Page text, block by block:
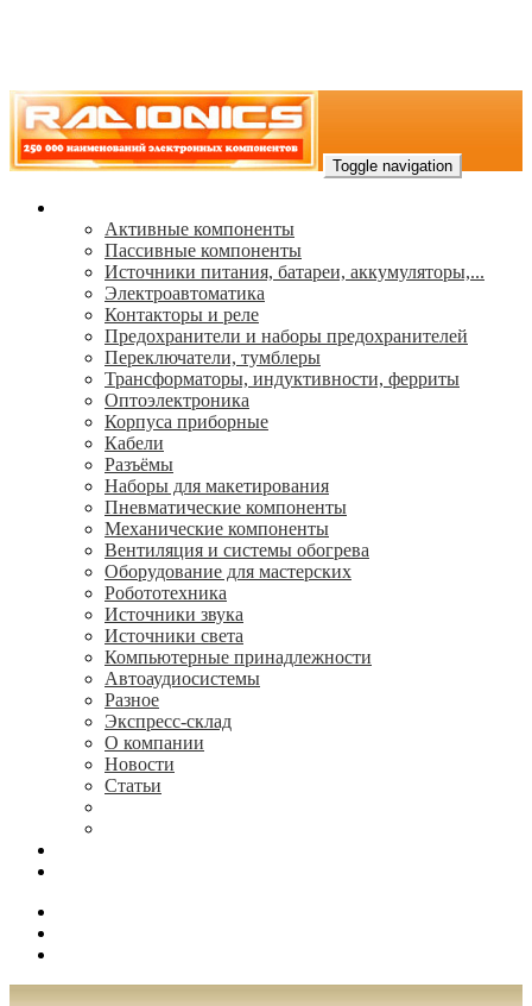
Toggle navigation
Активные компоненты
Пассивные компоненты
Источники питания, батареи, аккумуляторы,...
Электроавтоматика
Контакторы и реле
Предохранители и наборы предохранителей
Переключатели, тумблеры
Трансформаторы, индуктивности, ферриты
Oптоэлектроника
Корпуса приборные
Кабели
Разъёмы
Наборы для макетирования
Пневматические компоненты
Механические компоненты
Вентиляция и системы обогрева
Оборудование для мастерских
Робототехника
Источники звука
Источники света
Компьютерные принадлежности
Автоаудиосистемы
Разное
Экспресс-склад
О компании
Новости
Статьи